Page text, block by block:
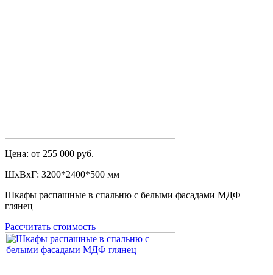
Цена: от 255 000 руб.
ШxВxГ: 3200*2400*500 мм
Шкафы распашные в спальню с белыми фасадами МДФ
глянец
Рассчитать стоимость